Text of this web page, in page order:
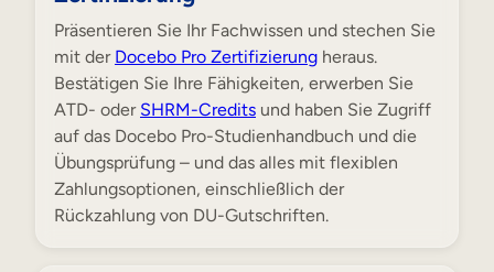
Präsentieren Sie Ihr Fachwissen und stechen Sie
mit der Docebo Pro Zertifizierung heraus.
Bestätigen Sie Ihre Fähigkeiten, erwerben Sie
ATD- oder SHRM-Credits und haben Sie Zugriff
auf das Docebo Pro-Studienhandbuch und die
Übungsprüfung – und das alles mit flexiblen
Zahlungsoptionen, einschließlich der
Rückzahlung von DU-Gutschriften.